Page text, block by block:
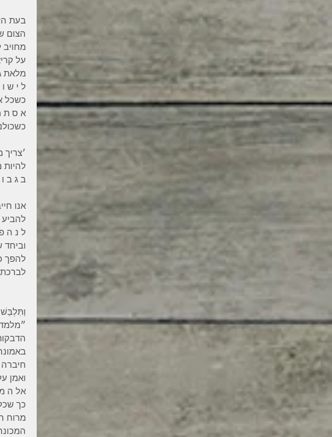
בעת
הצום
מחויב
על
מלאת
ל י ש
כשכל
א ס ת
ב ג ב
אנו
להביע
ל נ ה
וביחד
להפך
ואמן
אל ה
כך
מרוח